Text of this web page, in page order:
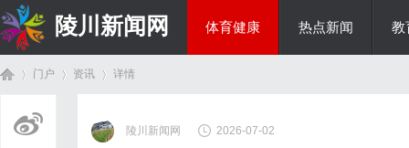
陵川新闻网 体育健康 热点新闻 教
门户 资讯 详情
陵川新闻网 2026-07-02